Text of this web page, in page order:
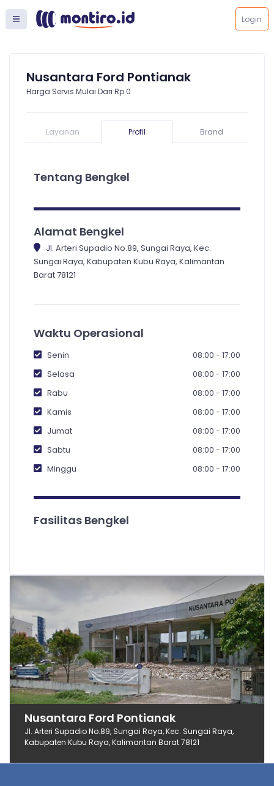
Login
Nusantara Ford Pontianak
Harga Servis Mulai Dari Rp 0
Layanan Profil Brand
Tentang Bengkel
Alamat Bengkel
Jl. Arteri Supadio No.89, Sungai Raya, Kec.
Sungai Raya, Kabupaten Kubu Raya, Kalimantan
Barat 78121
Waktu Operasional
Senin 08:00 - 17:00
Selasa 08:00 - 17:00
Rabu 08:00 - 17:00
Kamis 08:00 - 17:00
Jumat 08:00 - 17:00
Sabtu 08:00 - 17:00
Minggu 08:00 - 17:00
Fasilitas Bengkel
Nusantara Ford Pontianak
Jl. Arteri Supadio No.89, Sungai Raya, Kec. Sungai Raya,
Kabupaten Kubu Raya, Kalimantan Barat 78121